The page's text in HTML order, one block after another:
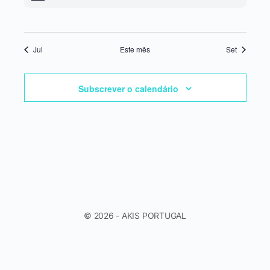
Jul Este mês Set
Subscrever o calendário
© 2026 - AKIS PORTUGAL